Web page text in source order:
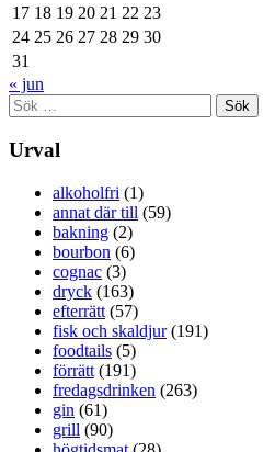
17 18 19 20 21 22 23
24 25 26 27 28 29 30
31
« jun
Sök
efter:
Urval
alkoholfri (1)
annat där till (59)
bakning (2)
bourbon (6)
cognac (3)
dryck (163)
efterrätt (57)
fisk och skaldjur(191)
foodtails (5)
förrätt (191)
fredagsdrinken (263)
gin (61)
grill (90)